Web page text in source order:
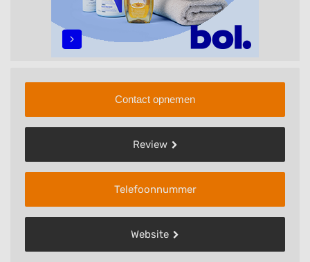
Contact opnemen
Review
Telefoonnummer
Website